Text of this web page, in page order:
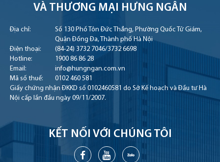
VÀ THƯƠNG MẠI HƯNG NGÂN
Địa chỉ:
Số 130 Phố Tôn Đức Thắng, Phường Quốc Tử Giám,
Quận Đống Đa, Thành phố Hà Nội
Điện thoại:
(84-24) 3732 7046/3732 6698
Hotline:
1900 86 86 28
Email:
info@hungngan.com.vn
Mã số thuế:
0102 460 581
Giấy chứng nhận ĐKKD số 0102460581 do Sở Kế hoạch và Đầu tư Hà
Nội cấp lần đầu ngày 09/11/2007.
KẾT NỐI VỚI CHÚNG TÔI